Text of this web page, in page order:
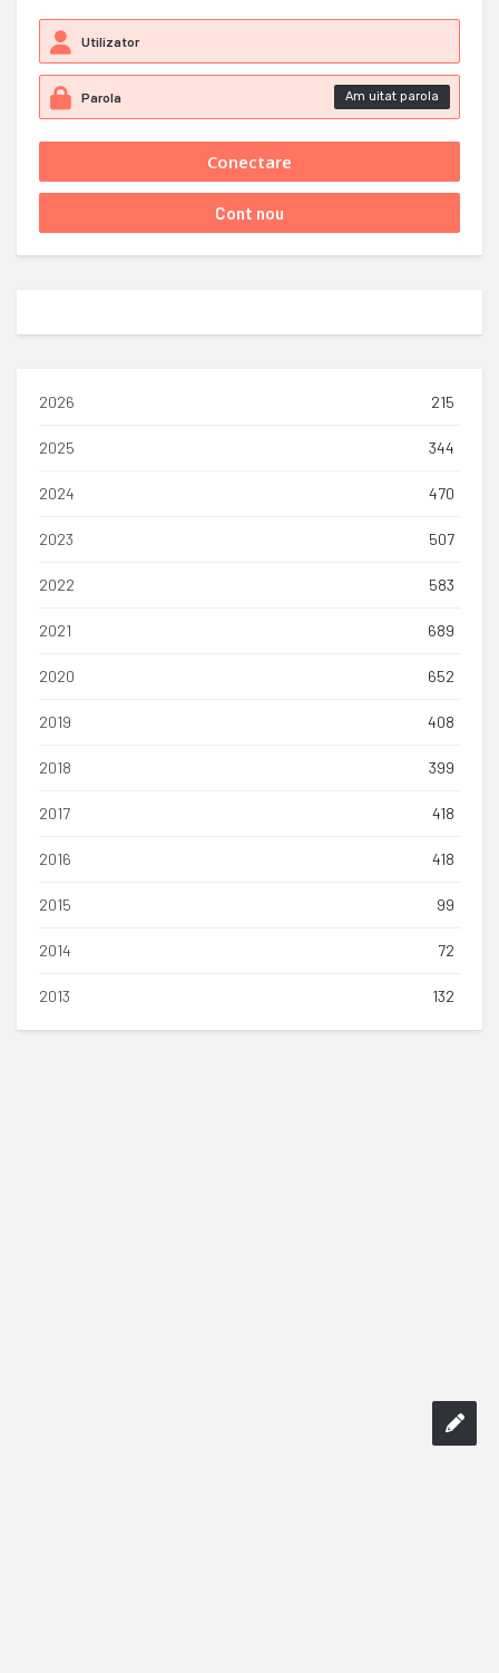
Am uitat parola
2026 215
2025 344
2024 470
2023 507
2022 583
2021 689
2020 652
2019 408
2018 399
2017 418
2016 418
2015 99
2014 72
2013 132